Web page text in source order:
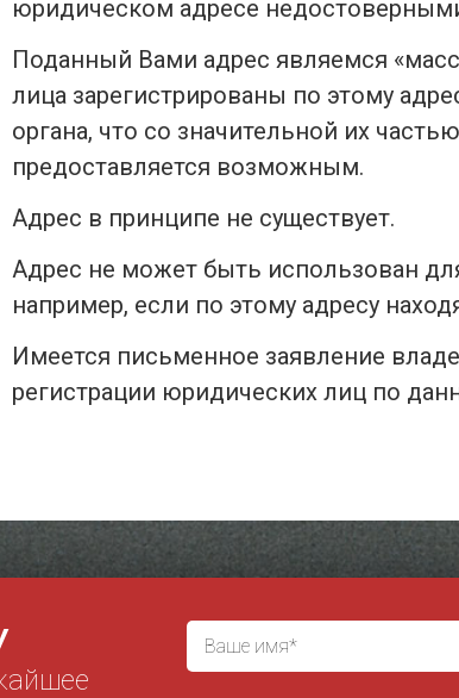
юридическом адресе
Поданный Вами адрес являемся
лица зарегистрированы по этому
органа, что со значительной их
предоставляется возможным.
Адрес в принципе не существует.
Адрес не может быть использован
например, если по этому адресу
Имеется письменное заявление
регистрации юридических лиц по